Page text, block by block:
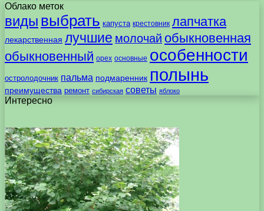
Облако меток
виды выбрать капуста крестовник лапчатка
лекарственная лучшие молочай обыкновенная
обыкновенный орех основные особенности
остролодочник пальма подмаренник полынь
преимущества ремонт сибирская советы яблоко
Интересно